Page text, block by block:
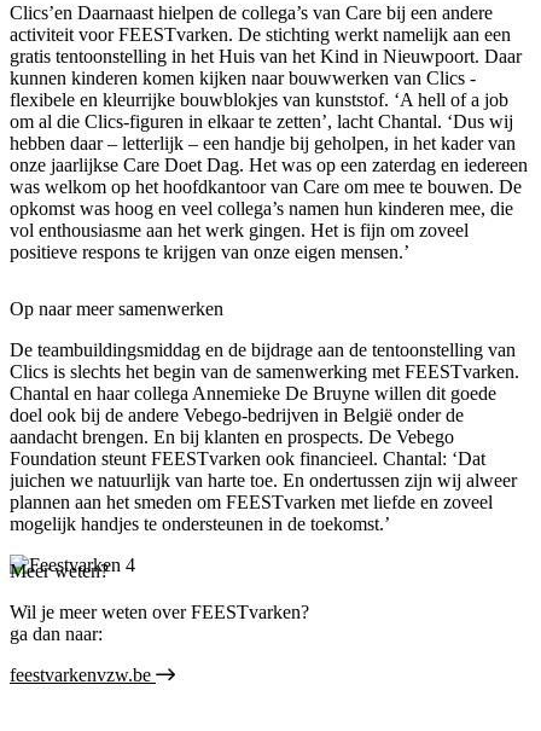
Clics’en Daarnaast hielpen de collega’s van Care bij een andere
activiteit voor FEESTvarken. De stichting werkt namelijk aan een
gratis tentoonstelling in het Huis van het Kind in Nieuwpoort. Daar
kunnen kinderen komen kijken naar bouwwerken van Clics -
flexibele en kleurrijke bouwblokjes van kunststof. ‘A hell of a job
om al die Clics-figuren in elkaar te zetten’, lacht Chantal. ‘Dus wij
hebben daar – letterlijk – een handje bij geholpen, in het kader van
onze jaarlijkse Care Doet Dag. Het was op een zaterdag en iedereen
was welkom op het hoofdkantoor van Care om mee te bouwen. De
opkomst was hoog en veel collega’s namen hun kinderen mee, die
vol enthousiasme aan het werk gingen. Het is fijn om zoveel
positieve respons te krijgen van onze eigen mensen.’
Op naar meer samenwerken
De teambuildingsmiddag en de bijdrage aan de tentoonstelling van
Clics is slechts het begin van de samenwerking met FEESTvarken.
Chantal en haar collega Annemieke De Bruyne willen dit goede
doel ook bij de andere Vebego-bedrijven in België onder de
aandacht brengen. En bij klanten en prospects. De Vebego
Foundation steunt FEESTvarken ook financieel. Chantal: ‘Dat
juichen we natuurlijk van harte toe. En ondertussen zijn wij alweer
plannen aan het smeden om FEESTvarken met liefde en zoveel
mogelijk handjes te ondersteunen in de toekomst.’
Meer weten?
Wil je meer weten over FEESTvarken?
ga dan naar:
feestvarkenvzw.be